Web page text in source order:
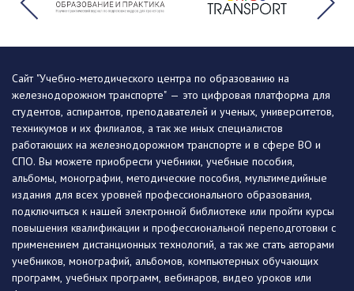
Сайт "Учебно-методического центра по образованию на
железнодорожном транспорте" — это цифровая платформа для
студентов, аспирантов, преподавателей и ученых, университетов,
техникумов и их филиалов, а так же иных специалистов
работающих на железнодорожном транспорте и в сфере ВО и
СПО. Вы можете приобрести учебники, учебные пособия,
альбомы, монографии, методические пособия, мультимедийные
издания для всех уровней профессионального образования,
подключиться к нашей электронной библиотеке или пройти курсы
повышения квалификации и профессиональной переподготовки с
применением дистанционных технологий, а так же стать авторами
учебников, монографий, альбомов, компьютерных обучающих
программ, учебных программ, вебинаров, видео уроков или